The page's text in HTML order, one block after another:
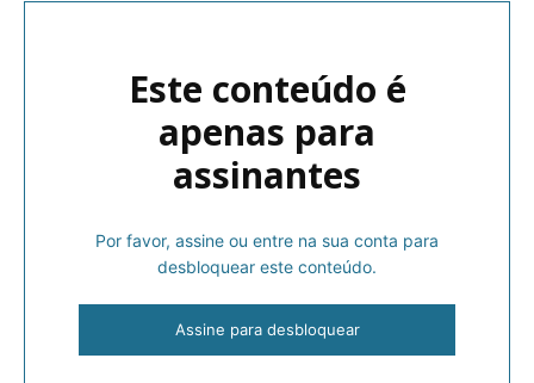
Este conteúdo é
apenas para
assinantes
Por favor, assine ou entre na sua conta para
desbloquear este conteúdo.
Assine para desbloquear